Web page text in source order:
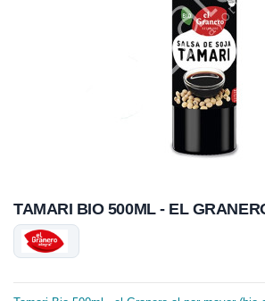
TAMARI BIO 500ML - EL